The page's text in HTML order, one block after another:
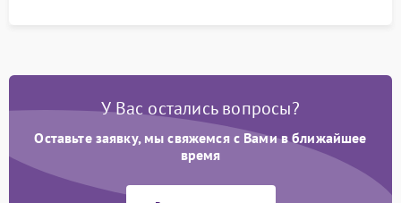
У Вас остались вопросы?
Оставьте заявку, мы свяжемся с Вами в ближайшее
время